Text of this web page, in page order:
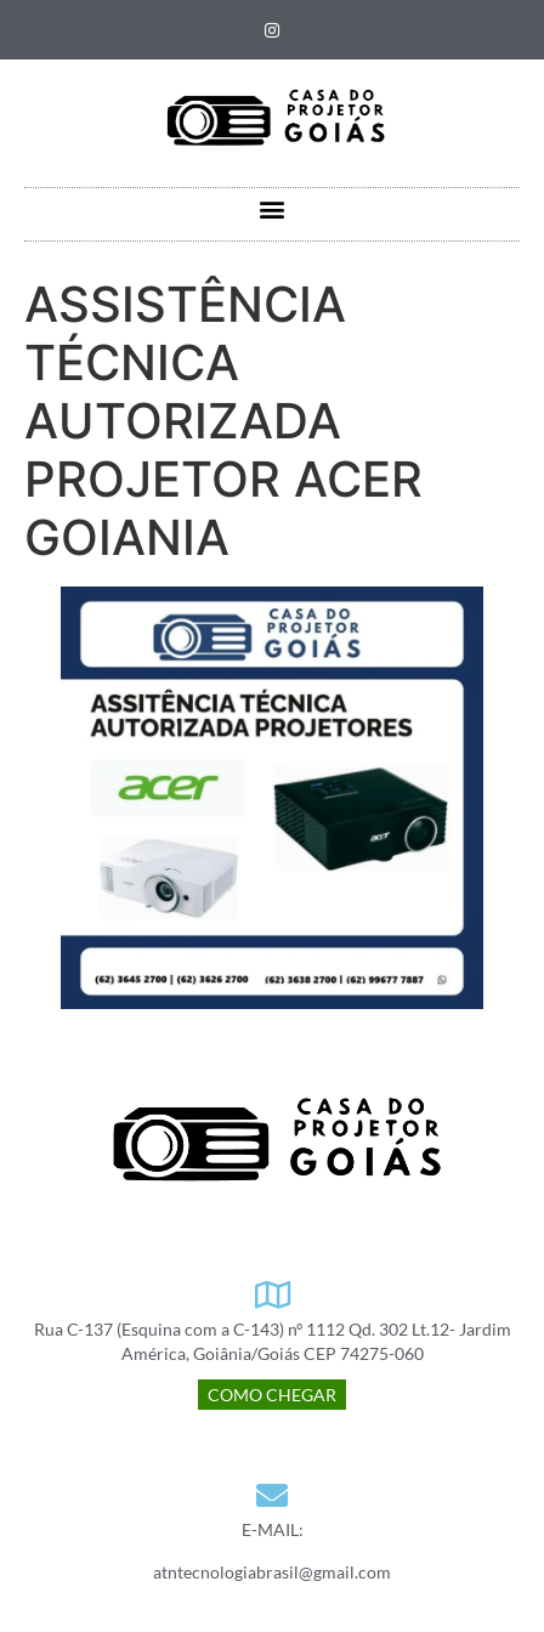
ASSISTÊNCIA
TÉCNICA
AUTORIZADA
PROJETOR ACER
GOIANIA
Rua C-137 (Esquina com a C-143) nº 1112 Qd. 302 Lt.12- Jardim
América, Goiânia/Goiás CEP 74275-060
COMO CHEGAR
E-MAIL:
atntecnologiabrasil@gmail.com